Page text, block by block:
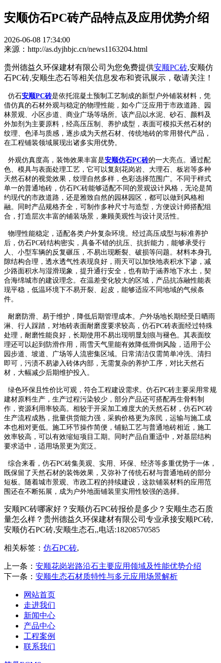
安顺仿石PC砖产品特点及应用优势介绍
2026-06-08 17:34:00
来源：http://as.dyjhbjc.cn/news1163204.html
贵州德益久环保建材有限公司为您免费提供安顺PC砖,安顺仿
石PC砖,安顺生态石等相关信息发布和资讯展示，敬请关注！
仿石安顺PC砖是依托混凝土预制工艺制成的新型户外铺装材料，凭
借仿真的石材外观与稳定的物理性能，如今广泛应用于市政道路、园
林景观、小区步道、商业广场等场所。该产品以水泥、砂石、颜料及
外加剂为主要原料，经高压压制、养护成型，表面可模拟天然石材的
纹理、色泽与质感，逐步成为天然石材、传统地砖的常用替代产品，
在工程铺装领域展现出诸多实用优势。
外观仿真度高，装饰效果丰富是安顺仿石PC砖的一大亮点。通过配
色、模具与表面处理工艺，它可以复刻花岗岩、大理石、板岩等多种
天然石材的视觉效果，纹理自然多样，色彩选择范围广。不同于样式
单一的普通地砖，仿石PC砖能够适配不同的景观设计风格，无论是简
约现代的市政道路，还是雅致自然的园林园区，都可以做到风格相
融。同时产品规格齐全，可制作多种尺寸与造型，方便设计师搭配组
合，打造层次丰富的铺装场景，兼顾美观性与设计灵活性。
物理性能稳定，适配各类户外复杂环境。经过高压成型与标准养护
后，仿石PC砖结构密实，具备不错的抗压、抗折能力，能够承受行
人、小型车辆的反复碾压，不易出现断裂、破损等问题。材料本身孔
隙结构合理，透水透气性表现良好，雨天可以加快地表积水下渗，减
少路面积水与湿滑现象，提升通行安全，也有助于涵养地下水土，契
合海绵城市的建设理念。在温差变化较大的区域，产品抗冻融性能表
现平稳，低温环境下不易开裂、起皮，能够适应不同地域的气候条
件。
耐磨防滑、易于维护，降低后期管理成本。户外场地长期经受日晒雨
淋、行人踩踏，对地砖表面耐磨度要求较高，仿石PC砖表面经过特殊
处理，耐磨性能良好，长期使用不易出现明显划痕与褪色。其表面纹
理还可以起到防滑作用，雨雪天气里能有效降低滑倒风险，适用于公
园步道、坡道、广场等人流密集区域。日常清洁仅需简单冲洗、清扫
即可，污渍不易渗入砖体内部，无需复杂的养护工序，对比天然石
材，大幅减少后期维护投入。
绿色环保且性价比可观，符合工程建设需求。仿石PC砖主要采用常规
建材原料生产，生产过程污染较少，部分产品还可搭配再生骨料制
作，资源利用率较高。相较于开采加工难度大的天然石材，仿石PC砖
生产流程成熟，批量供货能力强，采购价格更为亲民，运输与施工成
本也相对更低。施工环节操作简便，铺贴工艺与普通地砖相近，施工
效率较高，可以有效缩短项目工期。同时产品自重适中，对基层结构
要求适中，适用场景更为宽泛。
综合来看，仿石PC砖集美观、实用、环保、经济等多重优势于一体，
既保留了天然石材的装饰效果，又弥补了传统石材与普通地砖的部分
短板。随着城市景观、市政工程的持续建设，这款铺装材料的应用范
围还在不断拓展，成为户外地面铺装里实用性较强的选择。
安顺PC砖哪家好？安顺仿石PC砖报价是多少？安顺生态石质
量怎么样？贵州德益久环保建材有限公司专业承接安顺PC砖,
安顺仿石PC砖,安顺生态石,,电话:18208570585
相关标签： 仿石PC砖,
上一条： 安顺花岗岩路沿石主要应用领域及性能优势介绍
下一条： 安顺生态石材质特性与多元应用场景解析
网站首页
走进我们
新闻中心
产品中心
工程案例
联系我们